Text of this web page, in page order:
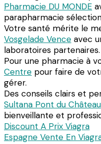
Pharmacie DU MONDE
parapharmacie
Votre santé mérite le
Vosgelade Vence avec
laboratoires partenaires.
Pour une pharmacie à
Centre pour faire de
gérer.
Des conseils clairs et
Sultana Pont du Château
bienveillante et
Discount A Prix Viagra
Espagne Vente En